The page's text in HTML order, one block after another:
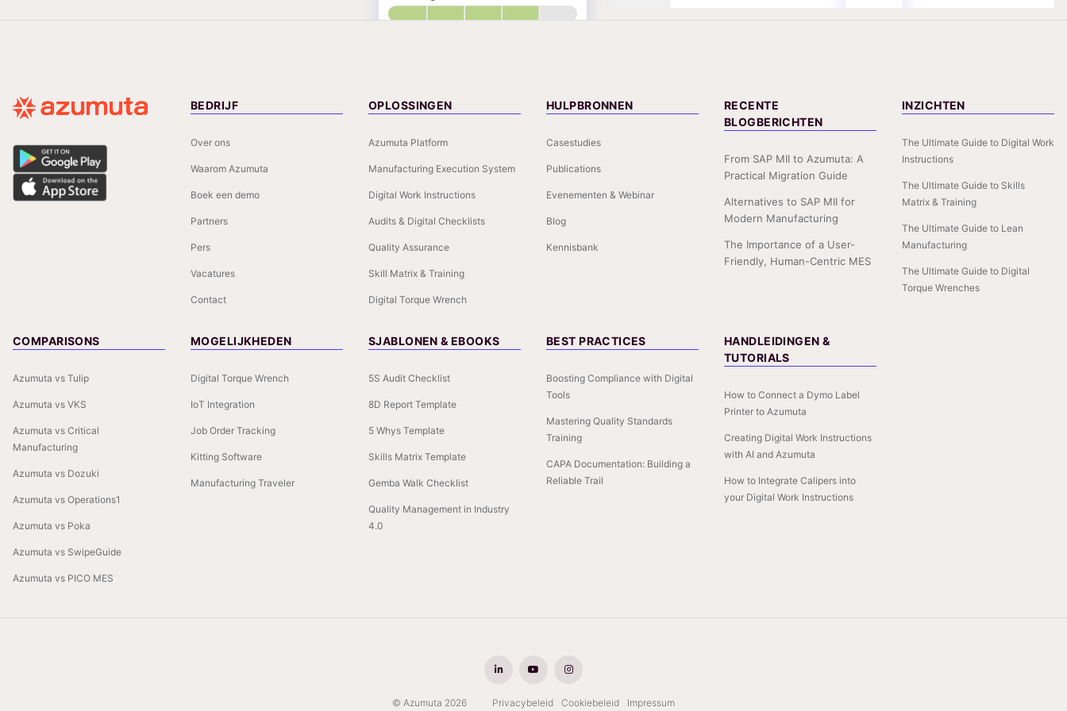
BEDRIJF
Over ons
Waarom Azumuta
Boek een demo
Partners
Pers
Vacatures
Contact
OPLOSSINGEN
Azumuta Platform
Manufacturing Execution System
Digital Work Instructions
Audits & Digital Checklists
Quality Assurance
Skill Matrix & Training
Digital Torque Wrench
HULPBRONNEN
Casestudies
Publications
Evenementen & Webinar
Blog
Kennisbank
RECENTE
BLOGBERICHTEN
From SAP MII to Azumuta: A
Practical Migration Guide
Alternatives to SAP MII for
Modern Manufacturing
The Importance of a User-
Friendly, Human-Centric MES
INZICHTEN
The Ultimate Guide to Digital Work
Instructions
The Ultimate Guide to Skills
Matrix & Training
The Ultimate Guide to Lean
Manufacturing
The Ultimate Guide to Digital
Torque Wrenches
COMPARISONS
Azumuta vs Tulip
Azumuta vs VKS
Azumuta vs Critical
Manufacturing
Azumuta vs Dozuki
Azumuta vs Operations1
Azumuta vs Poka
Azumuta vs SwipeGuide
Azumuta vs PICO MES
MOGELIJKHEDEN
Digital Torque Wrench
IoT Integration
Job Order Tracking
Kitting Software
Manufacturing Traveler
SJABLONEN & EBOOKS
5S Audit Checklist
8D Report Template
5 Whys Template
Skills Matrix Template
Gemba Walk Checklist
Quality Management in Industry
4.0
BEST PRACTICES
Boosting Compliance with Digital
Tools
Mastering Quality Standards
Training
CAPA Documentation: Building a
Reliable Trail
HANDLEIDINGEN &
TUTORIALS
How to Connect a Dymo Label
Printer to Azumuta
Creating Digital Work Instructions
with AI and Azumuta
How to Integrate Calipers into
your Digital Work Instructions
© Azumuta 2026 Privacybeleid Cookiebeleid Impressum